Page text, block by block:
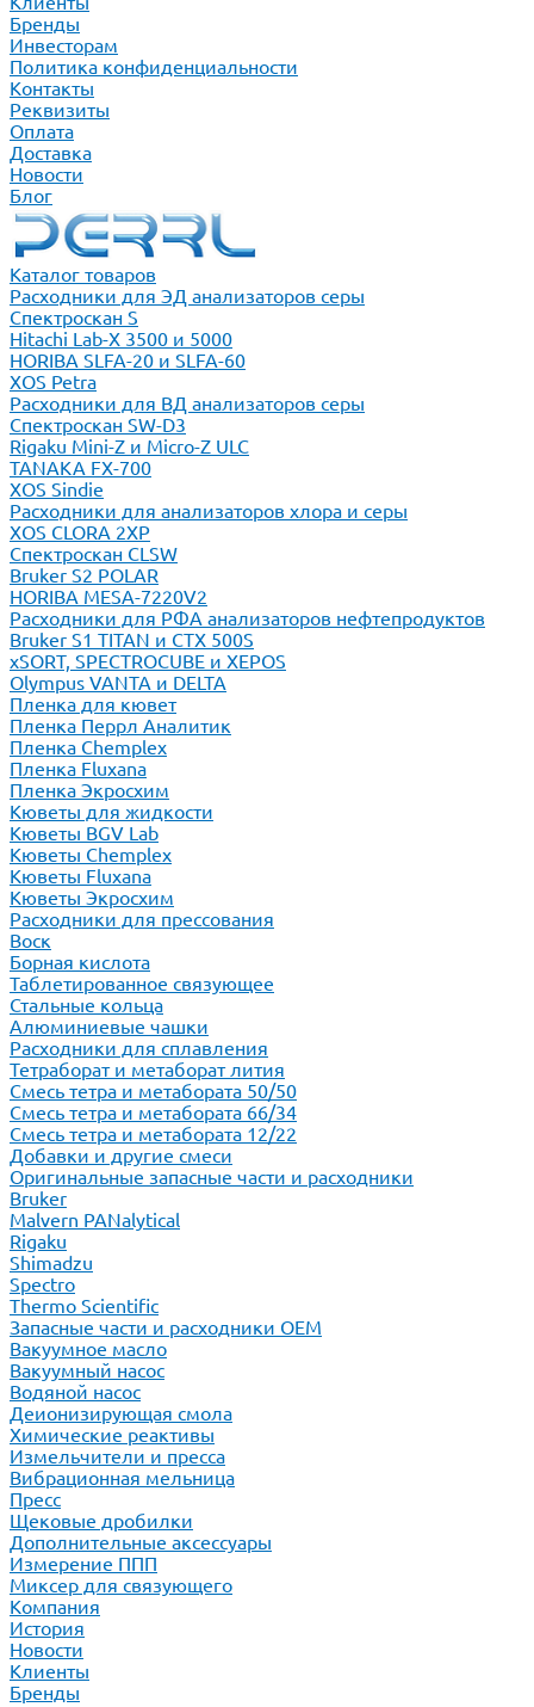
Бренды
Инвесторам
Политика конфиденциальности
Контакты
Реквизиты
Оплата
Доставка
Новости
Блог
Каталог товаров
Расходники для ЭД анализаторов серы
Спектроскан S
Hitachi Lab-X 3500 и 5000
HORIBA SLFA-20 и SLFA-60
XOS Petra
Расходники для ВД анализаторов серы
Спектроскан SW-D3
Rigaku Mini-Z и Micro-Z ULC
TANAKA FX-700
XOS Sindie
Расходники для анализаторов хлора и серы
XOS CLORA 2XP
Спектроскан CLSW
Bruker S2 POLAR
HORIBA MESA-7220V2
Расходники для РФА анализаторов нефтепродуктов
Bruker S1 TITAN и CTX 500S
xSORT, SPECTROCUBE и XEPOS
Olympus VANTA и DELTA
Пленка для кювет
Пленка Перрл Аналитик
Пленка Chemplex
Пленка Fluxana
Пленка Экросхим
Кюветы для жидкости
Кюветы BGV Lab
Кюветы Chemplex
Кюветы Fluxana
Кюветы Экросхим
Расходники для прессования
Воск
Борная кислота
Таблетированное связующее
Стальные кольца
Алюминиевые чашки
Расходники для сплавления
Тетраборат и метаборат лития
Смесь тетра и метабората 50/50
Смесь тетра и метабората 66/34
Смесь тетра и метабората 12/22
Добавки и другие смеси
Оригинальные запасные части и расходники
Bruker
Malvern PANalytical
Rigaku
Shimadzu
Spectro
Thermo Scientific
Запасные части и расходники ОЕМ
Вакуумное масло
Вакуумный насос
Водяной насос
Деионизирующая смола
Химические реактивы
Измельчители и пресса
Вибрационная мельница
Пресс
Щековые дробилки
Дополнительные аксессуары
Измерение ППП
Миксер для связующего
Компания
История
Новости
Клиенты
Бренды